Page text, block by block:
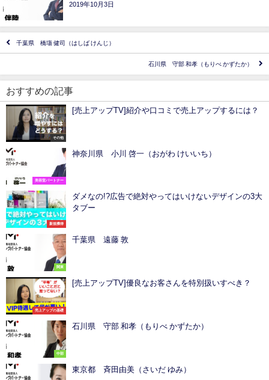
2019年10月3日
千葉県 橋塲 健司（はしば けんじ）
石川県 守部 和孝（もりべ かずたか）
おすすめの記事
その他
[売上アップTV]紹介や口コミで売上アップするには？
美容室パートナー
神奈川県 小川 啓一（おがわ けいいち）
新規獲得
ダメなの!?広告で絶対やってはいけないデザインの3大
タブー
関東
千葉県 遠藤 敦
売上アップの基礎
[売上アップTV]優良なお客さんを特別扱いすべき？
中部
石川県 守部 和孝（もりべ かずたか）
東京都 斉田由美（さいだ ゆみ）